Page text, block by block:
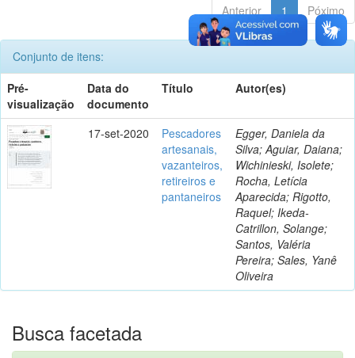
Anterior 1 Póximo
Conjunto de itens:
Pré-
visualização
Data do
documento
Título Autor(es)
17-set-2020
Pescadores
artesanais,
vazanteiros,
retireiros e
pantaneiros
Egger, Daniela da
Silva; Aguiar, Daiana;
Wichinieski, Isolete;
Rocha, Letícia
Aparecida; Rigotto,
Raquel; Ikeda-
Catrillon, Solange;
Santos, Valéria
Pereira; Sales, Yanê
Oliveira
Busca facetada